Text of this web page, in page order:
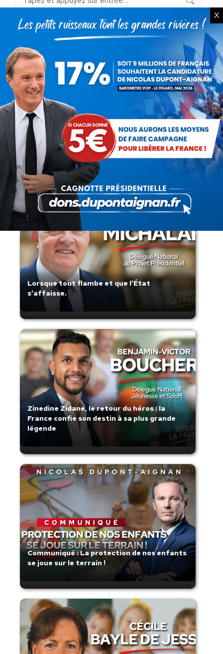
:
Articles récents
Présomption de légitimité de l’usage des
armes par les forces de l’ordre
Lorsque tout flambe et que l’État
s’affaisse.
Zinedine Zidane, le retour du héros : la
France confie son destin à sa plus grande
légende
Communiqué : La protection de nos enfants
se joue sur le terrain !
X